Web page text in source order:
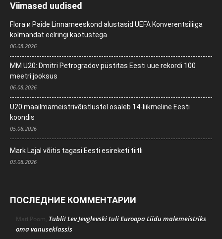
Viimased uudised
Flora и Paide Linnameeskond alustasid UEFA Konverentsiliiga
kolmandat eelringi kaotustega
06.08.2026
MM U20: Dmitri Petrogradov püstitas Eesti uue rekordi 100
meetri jooksus
06.08.2026
U20 maailmameistrivõistlustel osaleb 14-liikmeline Eesti
koondis
05.08.2026
Mark Lajal võitis tagasi Eesti esireketi tiitli
03.08.2026
ПОСЛЕДНИЕ КОММЕНТАРИИ
Mati Poom, Tubli! Lev Jevglevski tuli Euroopa Liidu malemeistriks
oma vanuseklassis